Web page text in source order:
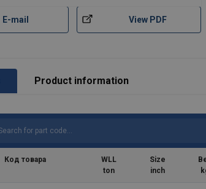
E-mail View PDF
Product information
Код товара
WLL
ton
Size
inch